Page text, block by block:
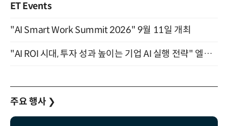
ET Events
"AI Smart Work Summit 2026" 9월 11일 개최
"AI ROI 시대, 투자 성과 높이는 기업 AI 실행 전략" 엘타워 6층 (9월 18일)
주요 행사 ❯